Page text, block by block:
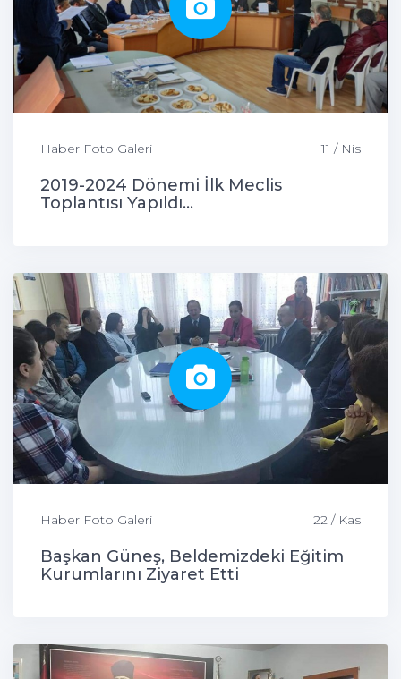
Haber Foto Galeri 11 / Nis
2019-2024 Dönemi İlk Meclis
Toplantısı Yapıldı...
Haber Foto Galeri 22 / Kas
Başkan Güneş, Beldemizdeki Eğitim
Kurumlarını Ziyaret Etti